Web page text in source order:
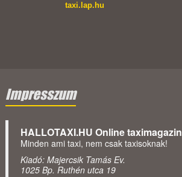
taxi.lap.hu
Impresszum
HALLOTAXI.HU Online taximagazin
Minden ami taxi, nem csak taxisoknak!
Kiadó: Majercsik Tamás Ev.
1025 Bp. Ruthén utca 19